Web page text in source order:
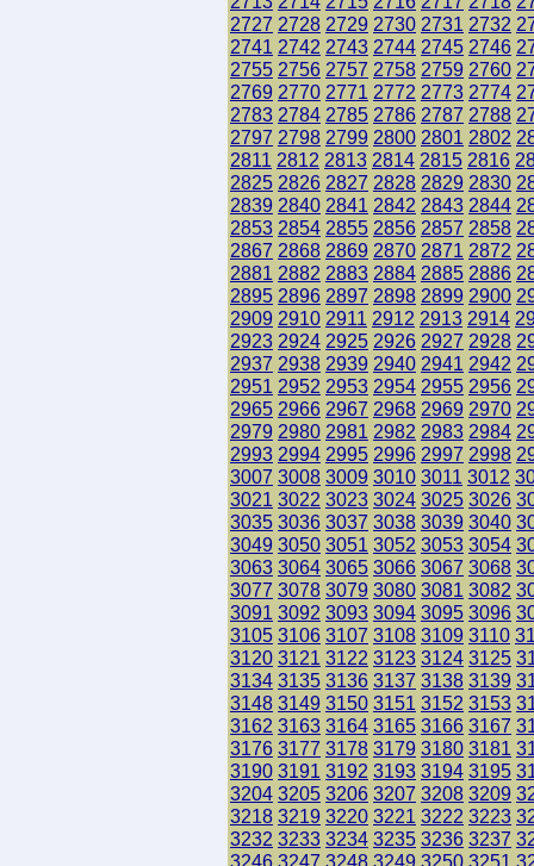
2727 2728 2729 2730 2731 2732
2741 2742 2743 2744 2745 2746
2755 2756 2757 2758 2759 2760
2769 2770 2771 2772 2773 2774
2783 2784 2785 2786 2787 2788
2797 2798 2799 2800 2801 2802
2811 2812 2813 2814 2815 2816
2825 2826 2827 2828 2829 2830
2839 2840 2841 2842 2843 2844
2853 2854 2855 2856 2857 2858
2867 2868 2869 2870 2871 2872
2881 2882 2883 2884 2885 2886
2895 2896 2897 2898 2899 2900
2909 2910 2911 2912 2913 2914
2923 2924 2925 2926 2927 2928
2937 2938 2939 2940 2941 2942
2951 2952 2953 2954 2955 2956
2965 2966 2967 2968 2969 2970
2979 2980 2981 2982 2983 2984
2993 2994 2995 2996 2997 2998
3007 3008 3009 3010 3011 3012
3021 3022 3023 3024 3025 3026
3035 3036 3037 3038 3039 3040
3049 3050 3051 3052 3053 3054
3063 3064 3065 3066 3067 3068
3077 3078 3079 3080 3081 3082
3091 3092 3093 3094 3095 3096
3105 3106 3107 3108 3109 3110
3120 3121 3122 3123 3124 3125
3134 3135 3136 3137 3138 3139
3148 3149 3150 3151 3152 3153
3162 3163 3164 3165 3166 3167
3176 3177 3178 3179 3180 3181
3190 3191 3192 3193 3194 3195
3204 3205 3206 3207 3208 3209
3218 3219 3220 3221 3222 3223
3232 3233 3234 3235 3236 3237
3246 3247 3248 3249 3250 3251